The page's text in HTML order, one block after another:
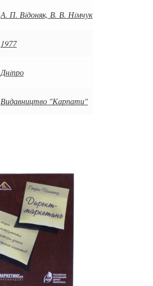
А. П. Вiдоняк, В. В. Нiмчук
1977
Днiпро
Видавництво "Карпати"